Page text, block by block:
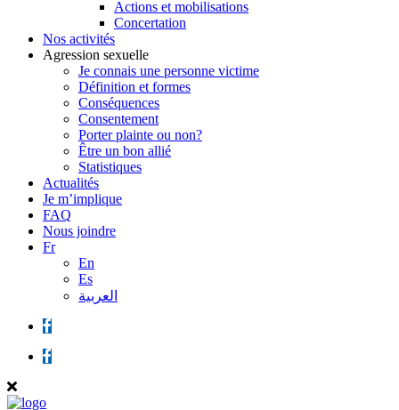
Actions et mobilisations
Concertation
Nos activités
Agression sexuelle
Je connais une personne victime
Définition et formes
Conséquences
Consentement
Porter plainte ou non?
Être un bon allié
Statistiques
Actualités
Je m’implique
FAQ
Nous joindre
Fr
En
Es
العربية